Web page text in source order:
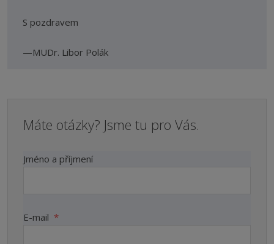
S pozdravem
MUDr. Libor Polák
Máte otázky? Jsme tu pro Vás.
Jméno a příjmení
E-mail *